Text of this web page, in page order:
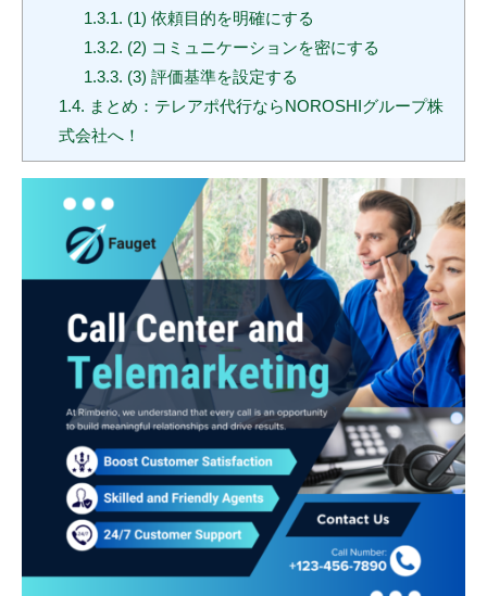
1.3.1. (1) 依頼目的を明確にする
1.3.2. (2) コミュニケーションを密にする
1.3.3. (3) 評価基準を設定する
1.4. まとめ：テレアポ代行ならNOROSHIグループ株
式会社へ！